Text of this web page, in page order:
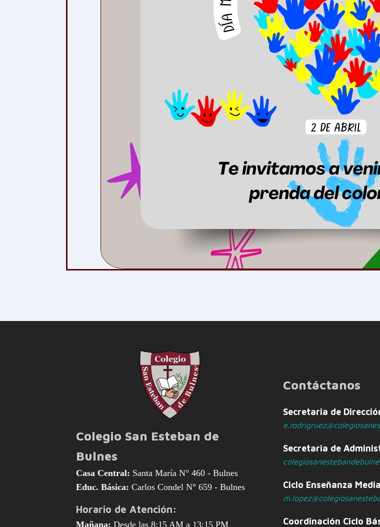
Colegio San Esteban de
Bulnes
Casa Central: Santa María N° 460 - Bulnes
Educ. Básica: Carlos Condel N° 659 - Bulnes
Horario de Atención:
Mañana: Desde las 8:15 AM a 13:15 PM
Contáctanos
Secretaria de
Secretaria de
Ciclo Enseñanza Media
Coordinación Ciclo